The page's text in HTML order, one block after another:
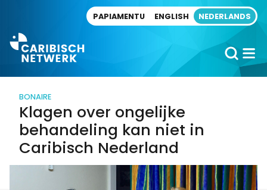
PAPIAMENTU ENGLISH NEDERLANDS
BONAIRE
Klagen over ongelijke
behandeling kan niet in
Caribisch Nederland